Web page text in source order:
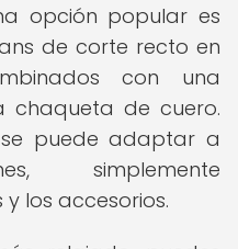
opción popular es
de corte recto en
con una
chaqueta de cuero.
puede adaptar a
simplemente
los accesorios.